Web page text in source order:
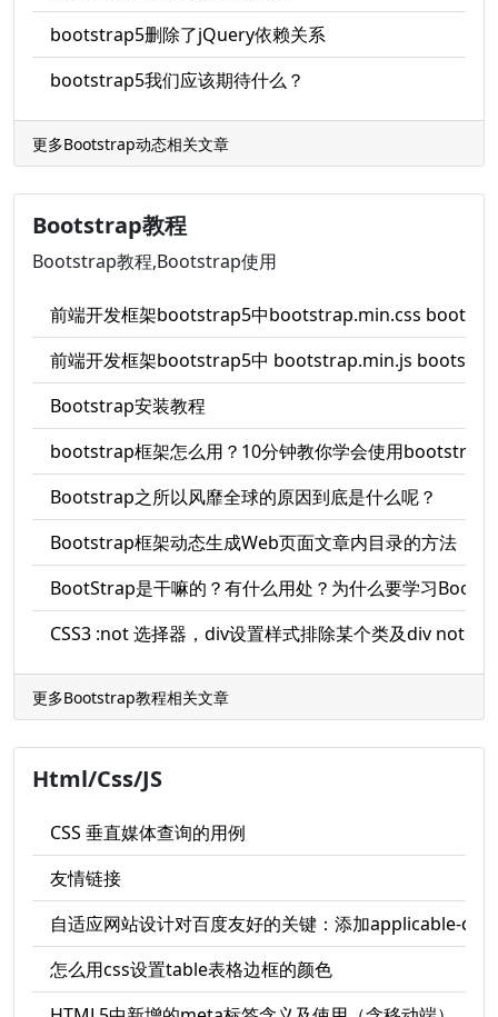
bootstrap5删除了jQuery依赖关系
bootstrap5我们应该期待什么？
更多Bootstrap动态相关文章
Bootstrap教程
Bootstrap教程,Bootstrap使用
前端开发框架bootstrap5中bootstrap.min.css
前端开发框架bootstrap5中 bootstrap.min.js
Bootstrap安装教程
bootstrap框架怎么用？10分钟教你学会使用bootstrap
Bootstrap之所以风靡全球的原因到底是什么呢？
Bootstrap框架动态生成Web页面文章内目录的方法
BootStrap是干嘛的？有什么用处？为什么要学习
CSS3 :not 选择器，div设置样式排除某个类及div not 多
更多Bootstrap教程相关文章
Html/Css/JS
CSS 垂直媒体查询的用例
友情链接
自适应网站设计对百度友好的关键：添加applicable-
怎么用css设置table表格边框的颜色